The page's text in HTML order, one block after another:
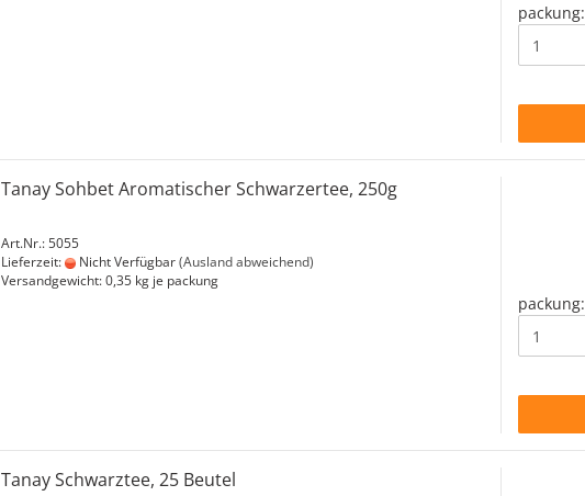
packung:
Tanay Sohbet Aromatischer Schwarzertee, 250g
Art.Nr.: 5055
Lieferzeit:
Nicht Verfügbar(Ausland abweichend)
Versandgewicht:0,35 kg je packung
packung:
Tanay Schwarztee, 25 Beutel